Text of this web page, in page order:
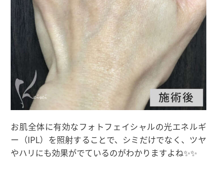
お肌全体に有効なフォトフェイシャルの光エネルギ
ー（IPL）を照射することで、シミだけでなく、ツヤ
やハリにも効果がでているのがわかりますよね✨✨